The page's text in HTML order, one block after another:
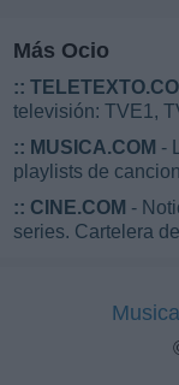
Más Ocio
::
televisión: TVE1,
:: MUSICA.COM -
playlists de
:: CINE.COM -
series. Cartelera